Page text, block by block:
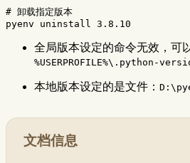
# 卸载指定版本
全局版本设定的命令无效，可
%USERPROFILE%\.python-
本地版本设定的是文件：
文档信息